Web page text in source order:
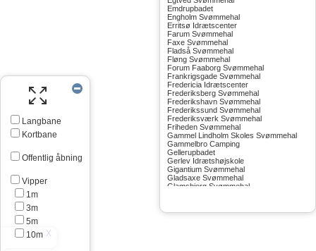
Langbane
Kortbane
Offentlig åbning
Vipper
1m
3m
5m
10m
Emdrupbadet
Engholm Svømmehal
Erritsø Idrætscenter
Farum Svømmehal
Faxe Svømmehal
Fladså Svømmehal
Fløng Svømmehal
Forum Faaborg Svømmehal
Frankrigsgade Svømmehal
Fredericia Idrætscenter
Frederiksberg Svømmehal
Frederikshavn Svømmehal
Frederikssund Svømmehal
Frederiksværk Svømmehal
Friheden Svømmehal
Gammel Lindholm Skoles Svømmehal
Gammelbro Camping
Gellerupbadet
Gerlev Idrætshøjskole
Gigantium Svømmehal
Gladsaxe Svømmehal
Glamsbjerg Svømmehal
Greve Svømmehal